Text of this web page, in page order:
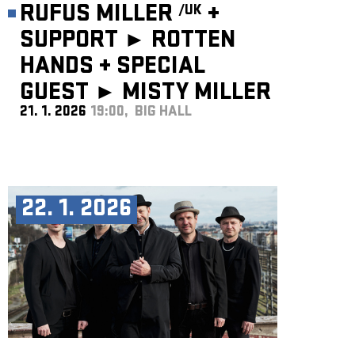
RUFUS MILLER /UK +
SUPPORT ► ROTTEN
HANDS + SPECIAL
GUEST ► MISTY MILLER
/UK
21. 1. 2026 19:00, BIG HALL
22. 1. 2026